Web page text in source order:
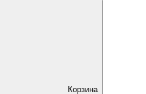
Корзина